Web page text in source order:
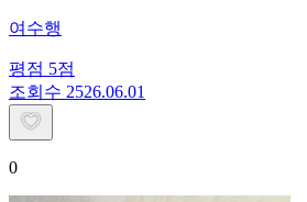
여수행
평점 5점
조회수 2526.06.01
0